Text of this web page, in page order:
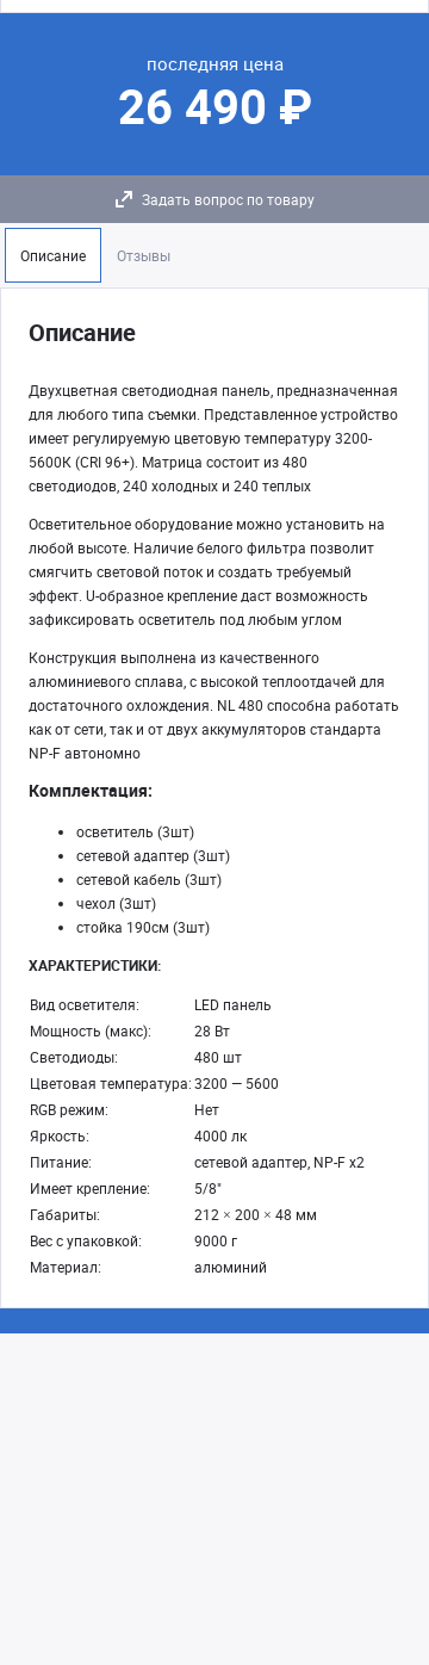
последняя цена
26 490 ₽
Задать вопрос по товару
Описание Отзывы
Описание
Двухцветная светодиодная панель, предназначенная
для любого типа съемки. Представленное устройство
имеет регулируемую цветовую температуру 3200-
5600К (CRI 96+). Матрица состоит из 480
светодиодов, 240 холодных и 240 теплых
Осветительное оборудование можно установить на
любой высоте. Наличие белого фильтра позволит
смягчить световой поток и создать требуемый
эффект. U-образное крепление даст возможность
зафиксировать осветитель под любым углом
Конструкция выполнена из качественного
алюминиевого сплава, с высокой теплоотдачей для
достаточного охлождения. NL 480 способна работать
как от сети, так и от двух аккумуляторов стандарта
NP-F автономно
Комплектация:
осветитель (3шт)
сетевой адаптер (3шт)
сетевой кабель (3шт)
чехол (3шт)
стойка 190см (3шт)
ХАРАКТЕРИСТИКИ:
Вид осветителя:
LED панель
Мощность (макс):
28 Вт
Светодиоды:
480 шт
Цветовая температура:3200 — 5600
RGB режим:
Нет
Яркость:
4000 лк
Питание:
сетевой адаптер, NP-F х2
Имеет крепление:
5/8"
Габариты:
212 × 200 × 48 мм
Вес с упаковкой:
9000 г
Материал:
алюминий